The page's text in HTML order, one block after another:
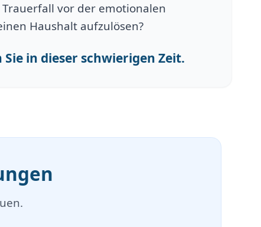
vor der emotionalen
Haushalt aufzulösen?
in dieser schwierigen Zeit.